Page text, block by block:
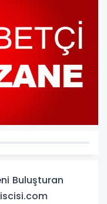
Buluşturan